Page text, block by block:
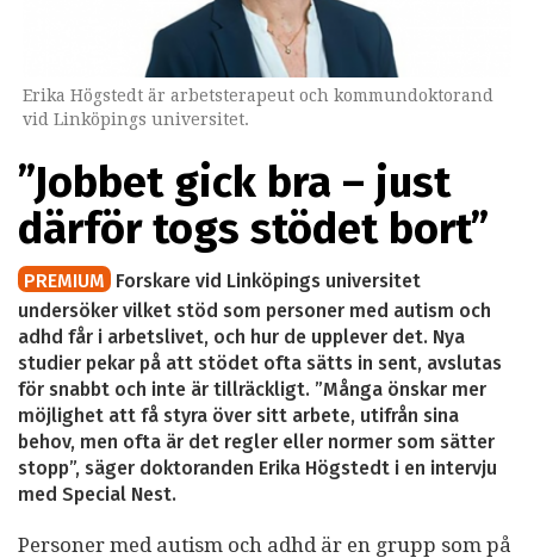
Erika Högstedt är arbetsterapeut och kommundoktorand
vid Linköpings universitet.
”Jobbet gick bra – just
därför togs stödet bort”
PREMIUM Forskare vid Linköpings universitet
undersöker vilket stöd som personer med autism och
adhd får i arbetslivet, och hur de upplever det. Nya
studier pekar på att stödet ofta sätts in sent, avslutas
för snabbt och inte är tillräckligt. ”Många önskar mer
möjlighet att få styra över sitt arbete, utifrån sina
behov, men ofta är det regler eller normer som sätter
stopp”, säger doktoranden Erika Högstedt i en intervju
med Special Nest.
Personer med autism och adhd är en grupp som på